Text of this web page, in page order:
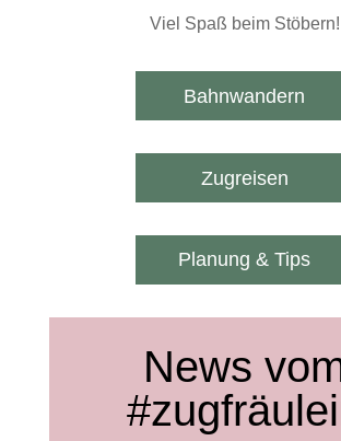
Viel Spaß beim Stöbern!
Bahnwandern
Zugreisen
Planung & Tips
News